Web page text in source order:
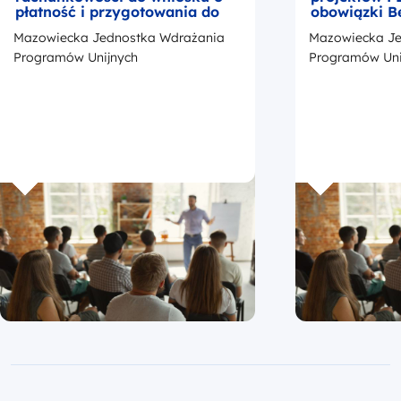
płatność i przygotowania do
Mazowiecka Jednostka Wdrażania
Programów Unijnych
obowiązki
z
promocji
Mazowiecka
Programów